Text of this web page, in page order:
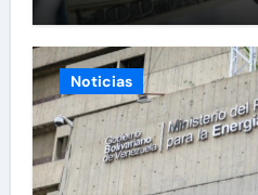
Noticias